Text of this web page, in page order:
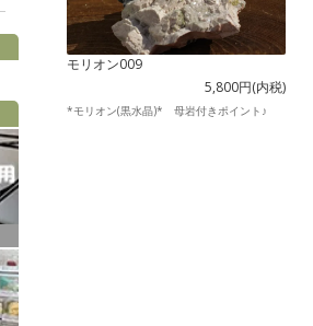
モリオン009
5,800円(内税)
*モリオン(黒水晶)* 母岩付きポイント♪